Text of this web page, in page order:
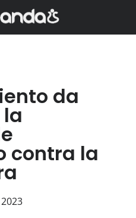
da
contra la